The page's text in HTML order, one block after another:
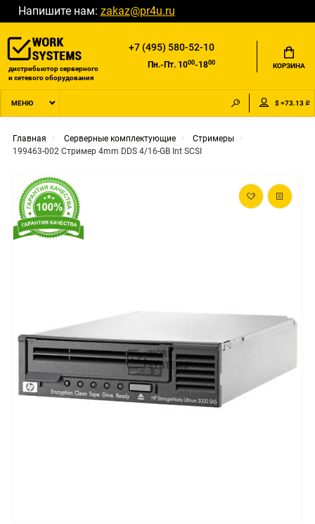
Напишите нам: zakaz@pr4u.ru
дистрибьютор серверного
и сетевого оборудования
+7 (495) 580-52-10
Пн.-Пт. 1000-1800 КОРЗИНА
МЕНЮ $ =73.13 ₽
Главная Серверные комплектующие
Стримеры
199463-002 Стример 4mm DDS 4/16-GB Int SCSI